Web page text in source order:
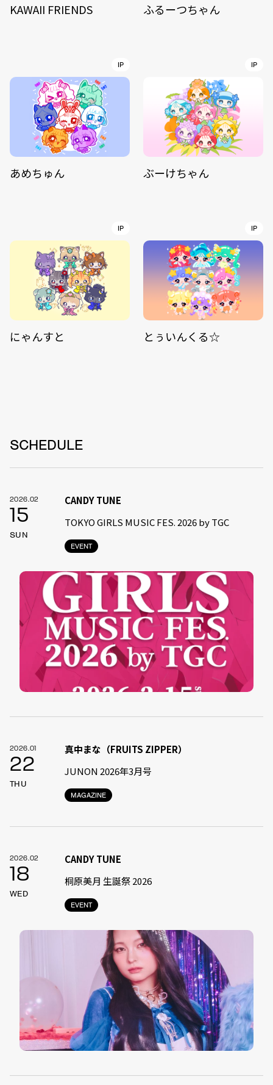
KAWAII FRIENDS ふるーつちゃん
IP
あめちゅん
IP
ぶーけちゃん
IP
にゃんすと
IP
とぅいんくる☆
SCHEDULE
2026.02
15
SUN
EVENT
CANDY TUNE
TOKYO GIRLS MUSIC FES. 2026 by TGC
2026.01
22
THU
MAGAZINE
真中まな（FRUITS ZIPPER）
JUNON 2026年3月号
2026.02
18
WED
EVENT
CANDY TUNE
桐原美月 生誕祭 2026